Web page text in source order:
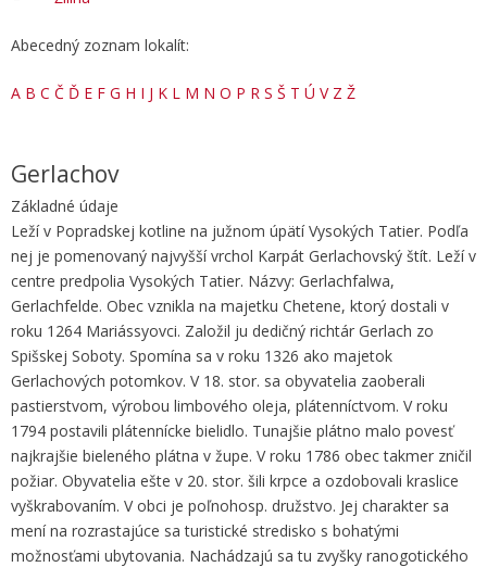
Abecedný zoznam lokalít:
A B C Č Ď E F G H I J K L M N O P R S Š T Ú V Z Ž
Gerlachov
Základné údaje
Leží v Popradskej kotline na južnom úpätí Vysokých Tatier. Podľa
nej je pomenovaný najvyšší vrchol Karpát Gerlachovský štít. Leží v
centre predpolia Vysokých Tatier. Názvy: Gerlachfalwa,
Gerlachfelde. Obec vznikla na majetku Chetene, ktorý dostali v
roku 1264 Mariássyovci. Založil ju dedičný richtár Gerlach zo
Spišskej Soboty. Spomína sa v roku 1326 ako majetok
Gerlachových potomkov. V 18. stor. sa obyvatelia zaoberali
pastierstvom, výrobou limbového oleja, plátenníctvom. V roku
1794 postavili plátennícke bielidlo. Tunajšie plátno malo povesť
najkrajšie bieleného plátna v župe. V roku 1786 obec takmer zničil
požiar. Obyvatelia ešte v 20. stor. šili krpce a ozdobovali kraslice
vyškrabovaním. V obci je poľnohosp. družstvo. Jej charakter sa
mení na rozrastajúce sa turistické stredisko s bohatými
možnosťami ubytovania. Nachádzajú sa tu zvyšky ranogotického